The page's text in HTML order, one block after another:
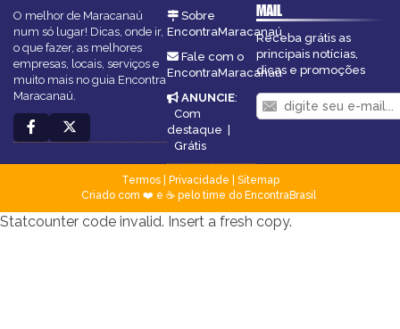
O melhor de Maracanaú
num só lugar! Dicas, onde ir,
o que fazer, as melhores
empresas, locais, serviços e
muito mais no guia Encontra
Maracanaú.
Sobre
EncontraMaracanaú
Fale com o
EncontraMaracanaú
ANUNCIE:
Com
destaque
Grátis
MAIL
Receba grátis as
principais notícias,
dicas e promoções
Termos| Privacidade
Sitemap
Criado com ❤️ e ☕ pelo time do EncontraBrasil
Statcounter code invalid. Insert a fresh copy.